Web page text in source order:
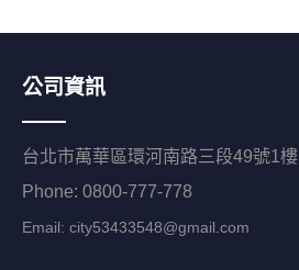
公司資訊
台北市萬華區環河南路三段49號1樓
Phone: 0800-777-778
Email: city53433548@gmail.com